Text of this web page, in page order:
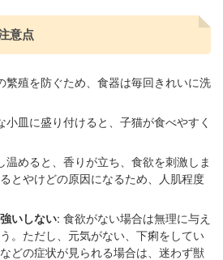
意点
繁殖を防ぐため、食器は毎回きれいに洗
小皿に盛り付けると、子猫が食べやすく
温めると、香りが立ち、食欲を刺激しま
とやけどの原因になるため、人肌程度
いしない: 食欲がない場合は無理に与え
。ただし、元気がない、下痢をしてい
どの症状が見られる場合は、迷わず獣